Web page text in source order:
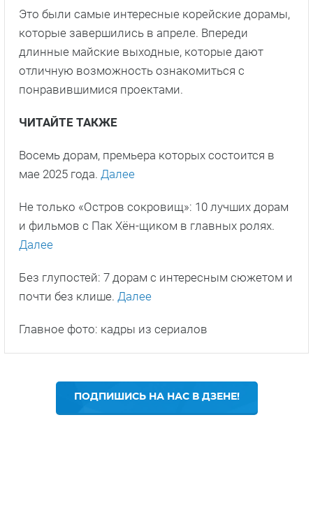
Это были самые интересные корейские дорамы,
которые завершились в апреле. Впереди
длинные майские выходные, которые дают
отличную возможность ознакомиться с
понравившимися проектами.
ЧИТАЙТЕ ТАКЖЕ
Восемь дорам, премьера которых состоится в
мае 2025 года. Далее
Не только «Остров сокровищ»: 10 лучших дорам
и фильмов с Пак Хён-щиком в главных ролях.
Далее
Без глупостей: 7 дорам с интересным сюжетом и
почти без клише. Далее
Главное фото: кадры из сериалов
ПОДПИШИСЬ НА НАС В ДЗЕНЕ!